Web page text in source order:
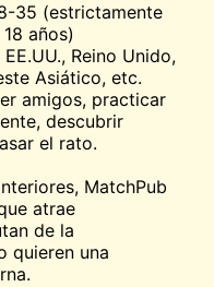
35 (estrictamente
años)
Reino Unido,
Asiático, etc.
amigos, practicar
descubrir
el rato.
MatchPub
atrae
de la
quieren una